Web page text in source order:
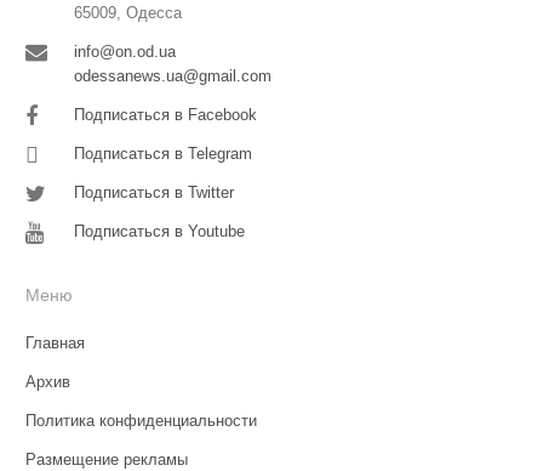
65009, Одесса
info@on.od.ua
odessanews.ua@gmail.com
Подписаться в Facebook
Подписаться в Telegram
Подписаться в Twitter
Подписаться в Youtube
Меню
Главная
Архив
Политика конфиденциальности
Размещение рекламы